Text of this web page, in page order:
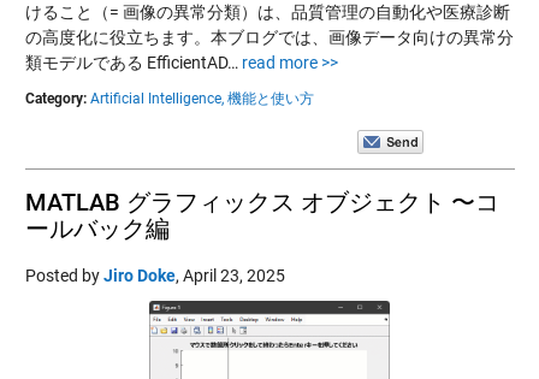
けること（= 画像の異常分類）は、品質管理の自動化や医療診断
の高度化に役立ちます。本ブログでは、画像データ向けの異常分
類モデルである EfficientAD… read more >>
Category: Artificial Intelligence, 機能と使い方
MATLAB グラフィックス オブジェクト 〜コ
ールバック編
Posted byJiro Doke, April 23, 2025